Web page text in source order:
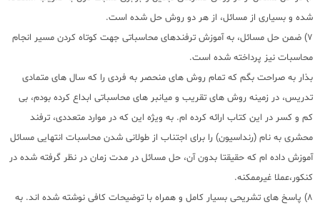
شده و بسیاری از مسائل، از هر دو روش حل شده است.
7) ضمن حل مسائل، به آموزش ترفندهای محاسباتی جهت کوتاه کردن مسیر انجام
محاسبات نیز پرداخته شده است.
بذار به صراحت بگم که تمام روش های منحصر به فردی را که سال های متمادی
تدریس، در زمینه روش های تقریب و میانبر های محاسباتی ابداع کرده بودم، بی
کم و کسر در این کتاب ارائه کرده ام. به ویژه این که در موارد متعددی، ترفند
محشری به نام (رنداسیون) را برای اجتناب از طولانی شدن محاسبات انتهایی مسائل
آموزش داده ام که حقیقتا بدون آن، حل مسائل در مدت زمان در نظر گرفته شده در
کنکور،عملا غیرممکنه.
8) پاسخ های تشریحی بسیار کامل و همراه با توضیحات کافی نوشته شده اند. به